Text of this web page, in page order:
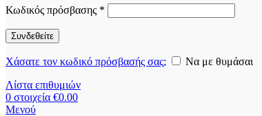
Κωδικός πρόσβασης *
Συνδεθείτε
Χάσατε τον κωδικό πρόσβασής σας;
Να με θυμάσαι
Λίστα επιθυμιών
0 στοιχεία €0.00
Μενού